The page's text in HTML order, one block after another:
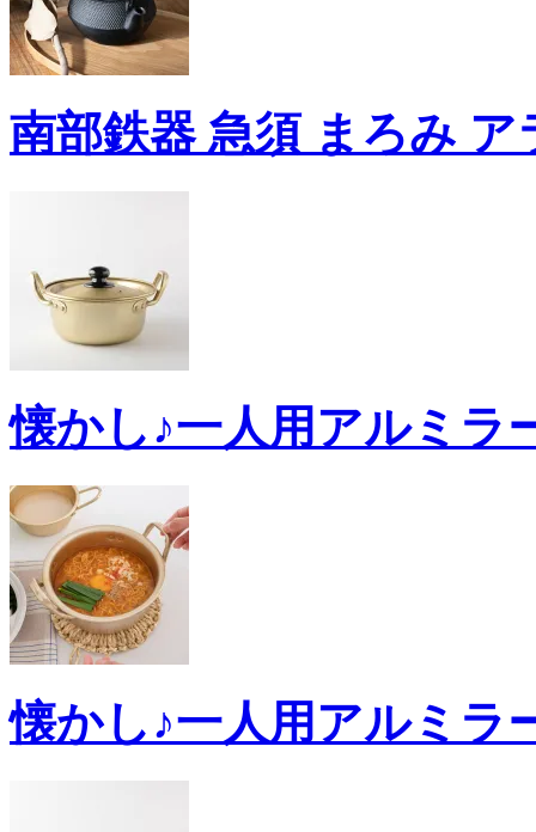
南部鉄器 急須 まろみ
懐かし♪一人用アルミラ
懐かし♪一人用アルミラ